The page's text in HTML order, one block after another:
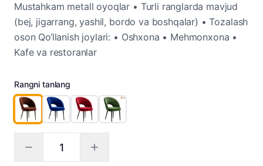
Mustahkam metall oyoqlar • Turli ranglarda mavjud
(bej, jigarrang, yashil, bordo va boshqalar) • Tozalash
oson Qo‘llanish joylari: • Oshxona • Mehmonxona •
Kafe va restoranlar
Rangni tanlang